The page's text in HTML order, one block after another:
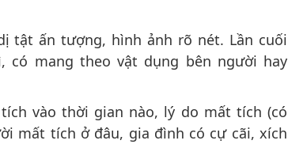
tật ấn tượng, hình ảnh rõ nét. Lần cuối
mang theo vật dụng bên người hay
vào thời gian nào, lý do mất tích (có
mất tích ở đâu, gia đình có cự cãi, xích